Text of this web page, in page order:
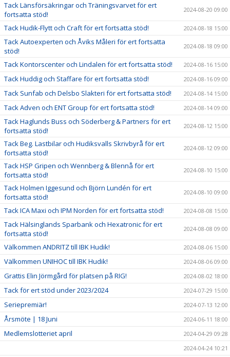
Tack Länsförsäkringar och Träningsvarvet för ert
fortsatta stöd!
2024-08-20 09:00
Tack Hudik-Flytt och Craft för ert fortsatta stöd! 2024-08-18 15:00
Tack Autoexperten och Åviks Måleri för ert fortsatta
stöd!
2024-08-18 09:00
Tack Kontorscenter och Lindalen för ert fortsatta stöd! 2024-08-16 15:00
Tack Huddig och Staffare för ert fortsatta stöd! 2024-08-16 09:00
Tack Sunfab och Delsbo Slakteri för ert fortsatta stöd! 2024-08-14 15:00
Tack Adven och ENT Group för ert fortsatta stöd! 2024-08-14 09:00
Tack Haglunds Buss och Söderberg & Partners för ert
fortsatta stöd!
2024-08-12 15:00
Tack Beg. Lastbilar och Hudiksvalls Skrivbyrå för ert
fortsatta stöd!
2024-08-12 09:00
Tack HSP Gripen och Wennberg & Blennå för ert
fortsatta stöd!
2024-08-10 15:00
Tack Holmen Iggesund och Björn Lundén för ert
fortsatta stöd!
2024-08-10 09:00
Tack ICA Maxi och IPM Norden för ert fortsatta stöd! 2024-08-08 15:00
Tack Hälsinglands Sparbank och Hexatronic för ert
fortsatta stöd!
2024-08-08 09:00
Välkommen ANDRITZ till IBK Hudik! 2024-08-06 15:00
Välkommen UNIHOC till IBK Hudik! 2024-08-06 09:00
Grattis Elin Jörmgård för platsen på RIG! 2024-08-02 18:00
Tack för ert stöd under 2023/2024 2024-07-29 15:00
Seriepremiär! 2024-07-13 12:00
Årsmöte | 18 Juni 2024-06-11 18:00
Medlemslotteriet april
2024-04-29 09:28
2024-04-24 10:21